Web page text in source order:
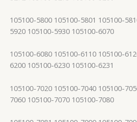
105100-5800 105100-5801 105100-
5920 105100-5930 105100-6070
105100-6080 105100-6110 105100-
6200 105100-6230 105100-6231
105100-7020 105100-7040 105100-
7060 105100-7070 105100-7080